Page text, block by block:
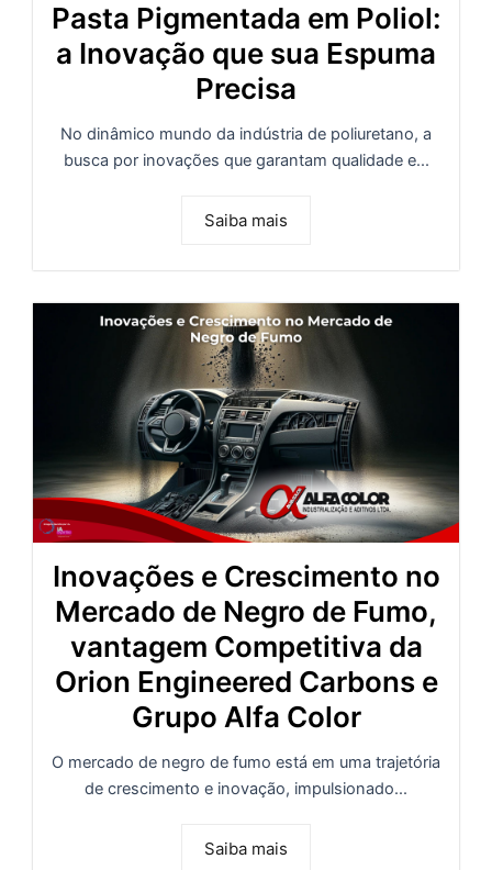
Pasta Pigmentada em Poliol:
a Inovação que sua Espuma
Precisa
No dinâmico mundo da indústria de poliuretano, a
busca por inovações que garantam qualidade e...
Saiba mais
Inovações e Crescimento no
Mercado de Negro de Fumo,
vantagem Competitiva da
Orion Engineered Carbons e
Grupo Alfa Color
O mercado de negro de fumo está em uma trajetória
de crescimento e inovação, impulsionado...
Saiba mais